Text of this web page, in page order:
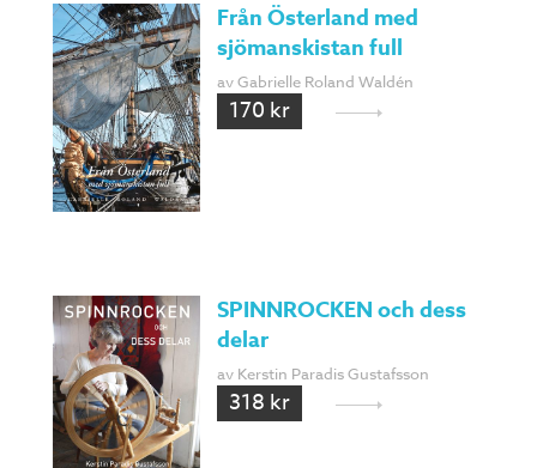
Från Österland med
sjömanskistan full
av Gabrielle Roland Waldén
170 kr
SPINNROCKEN och dess
delar
av Kerstin Paradis Gustafsson
318 kr